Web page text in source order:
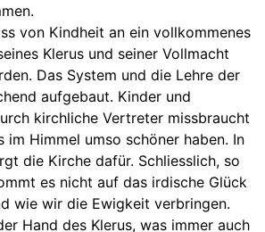
von Kindheit an ein vollkommenes
Klerus und seiner Vollmacht
Das System und die Lehre der
aufgebaut. Kinder und
kirchliche Vertreter missbraucht
im Himmel umso schöner haben. In
die Kirche dafür. Schliesslich, so
es nicht auf das irdische Glück
wie wir die Ewigkeit verbringen.
Hand des Klerus, was immer auch